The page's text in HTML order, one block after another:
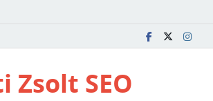
Zsolt SEO